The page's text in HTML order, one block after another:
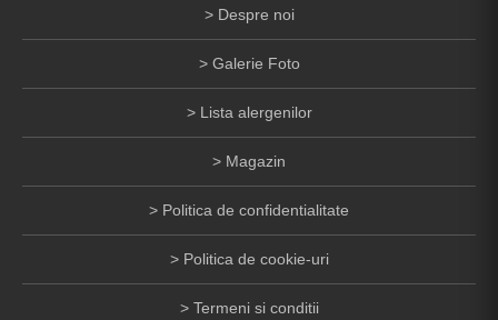
Despre noi
Galerie Foto
Lista alergenilor
Magazin
Politica de confidentialitate
Politica de cookie-uri
Termeni si conditii